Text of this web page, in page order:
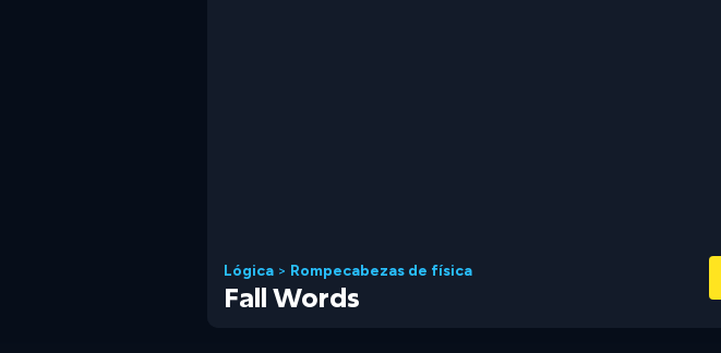
Lógica > Rompecabezas de física
Fall Words